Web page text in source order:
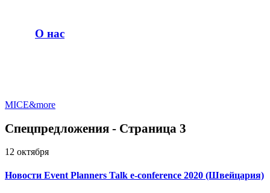
О нас
MICE&more
Спецпредложения - Страница 3
12 октября
Новости Event Planners Talk e-conference 2020 (Швейцария)